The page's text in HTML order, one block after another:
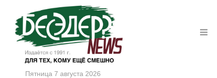
Пятница 7 августа 2026